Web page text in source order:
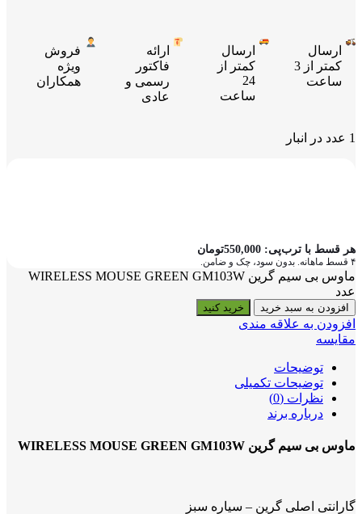
ارسال
کمتر از 3
ساعت
ارسال
کمتر از
24
ساعت
ارائه
فاکتور
رسمی و
عادی
فروش
ویژه
همکاران
1 عدد در انبار
هر قسط با ترب‌پی: 550,000تومان
۴ قسط ماهانه. بدون سود، چک و ضامن.
ماوس بی سیم گرین WIRELESS MOUSE GREEN GM103W
عدد
افزودن به سبد خرید خرید کنید
افزودن به علاقه مندی
مقایسه
توضیحات
توضیحات تکمیلی
نظرات (0)
درباره برند
ماوس بی سیم گرین WIRELESS MOUSE GREEN GM103W
گارانتی اصلی گرین – سیاره سبز